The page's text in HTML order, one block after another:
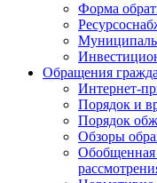
Форма
Обращения
Интернет-
Порядок и
Порядок
Обзоры
Обобщенная